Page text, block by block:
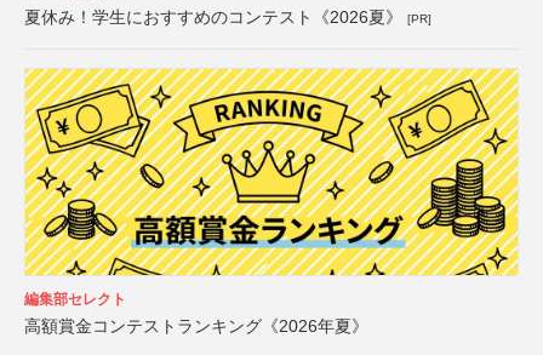
夏休み！学生におすすめのコンテスト《2026夏》 [PR]
編集部セレクト
高額賞金コンテストランキング《2026年夏》